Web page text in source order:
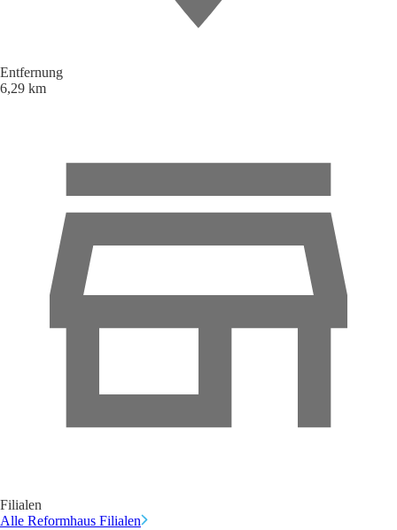
Entfernung
6,29 km
Filialen
Alle Reformhaus Filialen